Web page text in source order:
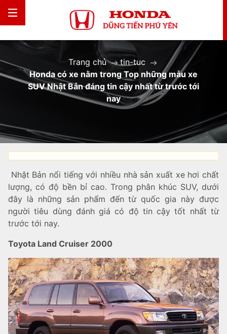
Trang chủ
tin-tuc
Honda có xe nằm trong Top những mẫu xe
SUV Nhật Bản đáng tin cậy nhất từ trước tới
nay
Nhật Bản nổi tiếng với nhiều nhà sản xuất xe hơi chất
lượng, có độ bền bỉ cao. Trong phân khúc SUV, dưới
đây là những sản phẩm đến từ quốc gia này được
người tiêu dùng đánh giá có độ tin cậy tốt nhất từ
trước tới nay.
Toyota Land Cruiser 2000